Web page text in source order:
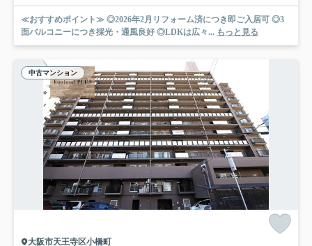
≪おすすめポイント≫ ◎2026年2月リフォーム済につき即ご入居可 ◎3
面バルコニーにつき採光・通風良好 ◎LDKは広々... もっと見る
中古マンション
大阪市天王寺区小橋町